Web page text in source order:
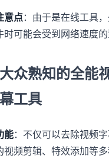
意点：由于是在线工具
时可能会受到网络速度的
众熟知的全能
工具
能：不仅可以去除视频
视频剪辑、特效添加等多